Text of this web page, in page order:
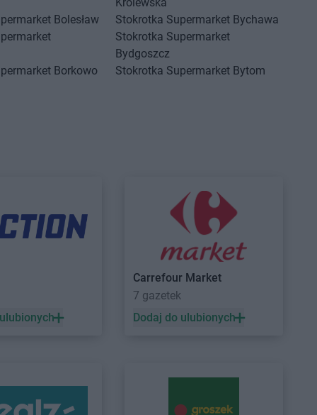
Bolesław
Borkowo
Stokrotka Supermarket Bychawa
Stokrotka Supermarket
Bydgoszcz
Stokrotka Supermarket Bytom
Gorzów
Ukazowy
Stokrotka Supermarket
Goworowo
Mazowiecki
Carrefour Market
7 gazetek
Dodaj do ulubionych